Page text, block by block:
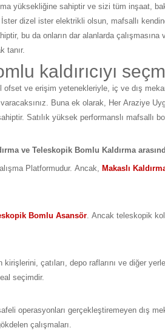
yüksekliğine sahiptir ve sizi tüm inşaat,
dizel ister elektrikli olsun, mafsallı
bu da onların dar alanlarda
tanır.
kaldırıcıyı
ofset ve erişim yetenekleriyle, iç ve dış
Buna ek olarak, Her Araziye
Satılık yüksek performanslı mafsallı
ve Teleskopik Bomlu Kaldırma
Platformudur. Ancak, Makaslı
Bomlu Asansör. Ancak teleskopik
çatıları, depo raflarını ve diğer
seçimdir.
operasyonları gerçekleştiremeyen dış
çalışmaları.